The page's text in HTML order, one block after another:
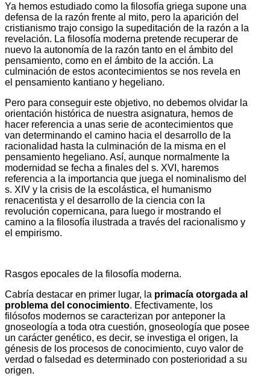
Ya hemos estudiado como la filosofía griega supone una
defensa de la razón frente al mito, pero la aparición del
cristianismo trajo consigo la supeditación de la razón a la
revelación. La filosofía moderna pretende recuperar de
nuevo la autonomía de la razón tanto en el ámbito del
pensamiento, como en el ámbito de la acción. La
culminación de estos acontecimientos se nos revela en
el pensamiento kantiano y hegeliano.
Pero para conseguir este objetivo, no debemos olvidar la
orientación histórica de nuestra asignatura, hemos de
hacer referencia a unas serie de acontecimientos que
van determinando el camino hacia el desarrollo de la
racionalidad hasta la culminación de la misma en el
pensamiento hegeliano. Así, aunque normalmente la
modernidad se fecha a finales del s. XVI, haremos
referencia a la importancia que juega el nominalismo del
s. XIV y la crisis de la escolástica, el humanismo
renacentista y el desarrollo de la ciencia con la
revolución copernicana, para luego ir mostrando el
camino a la filosofía ilustrada a través del racionalismo y
el empirismo.
Rasgos epocales de la filosofía moderna.
Cabría destacar en primer lugar, la primacía otorgada al
problema del conocimiento. Efectivamente, los
filósofos modernos se caracterizan por anteponer la
gnoseología a toda otra cuestión, gnoseología que posee
un carácter genético, es decir, se investiga el origen, la
génesis de los procesos de conocimiento, cuyo valor de
verdad o falsedad es determinado con posterioridad a su
origen.